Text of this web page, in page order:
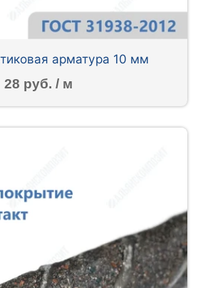
арматура 10 мм
28 руб. / м